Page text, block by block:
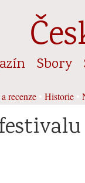
Sbory
recenze Historie